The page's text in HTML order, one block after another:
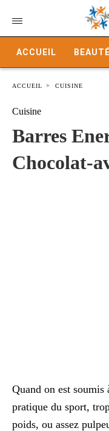
ACCUEIL
ACCUEIL CUISINE
Cuisine
Barres
Chocolat-
Quand on est soumis
pratique du sport,
poids, ou assez